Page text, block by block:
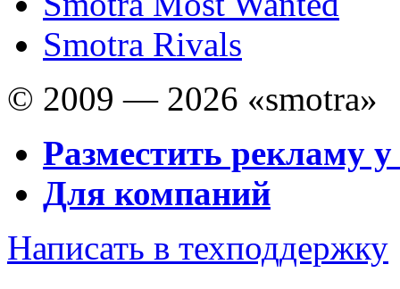
Smotra Rivals
© 2009 — 2026 «smotra»
Разместить рекламу у
Для компаний
Написать в техподдержку